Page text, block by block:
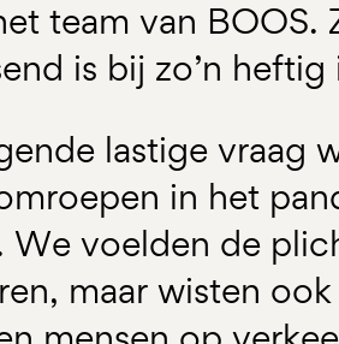
team van
is bij zo’n
lastige vraag
in het
We voelden de
maar wisten